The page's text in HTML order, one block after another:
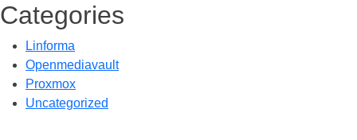
Categories
Linforma
Openmediavault
Proxmox
Uncategorized